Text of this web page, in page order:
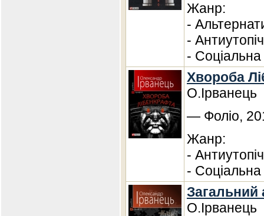
Жанр:
-
-
-
Хвороба
О.Ірванець
— Фоліо,
Жанр:
-
-
Загальний
О.Ірванець